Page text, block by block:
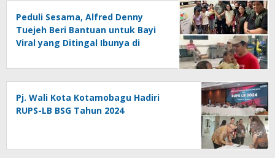
Peduli Sesama, Alfred Denny
Tuejeh Beri Bantuan untuk Bayi
Viral yang Ditingal Ibunya di
Pj. Wali Kota Kotamobagu Hadiri
RUPS-LB BSG Tahun 2024